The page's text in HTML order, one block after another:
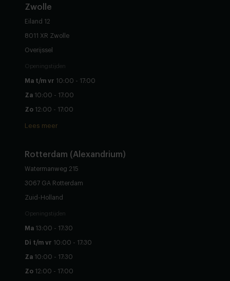
Zwolle
Eiland 12
8011 XR Zwolle
Overijssel
Openingstijden
Ma t/m vr 10:00 - 17:00
Za 10:00 - 17:00
Zo 12:00 - 17:00
Lees meer
Rotterdam (Alexandrium)
Watermanweg 215
3067 GA Rotterdam
Zuid-Holland
Openingstijden
Ma 13:00 - 17:30
Di t/m vr 10:00 - 17:30
Za 10:00 - 17:30
Zo 12:00 - 17:00